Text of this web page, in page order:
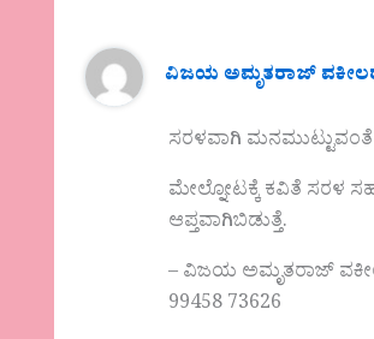
ವಿಜಯ‌ ಅಮೃತರಾಜ್
ಸರಳವಾಗಿ ಮನಮುಟ್ಟುವಂತೆ
ಮೇಲ್ನೋಟಕ್ಕೆ ಕವಿತೆ ಸರಳ
ಆಪ್ತವಾಗಿಬಿಡುತ್ತೆ.
– ವಿಜಯ ಅಮೃತರಾಜ್
99458 73626